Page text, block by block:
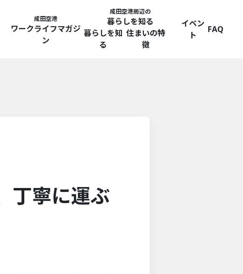
成田空港
ワークライフマガジ
ン
成田空港周辺の
暮らしを知る
暮らしを知
る
住まいの特
徴
イベン
ト
FAQ
丁寧に運ぶ